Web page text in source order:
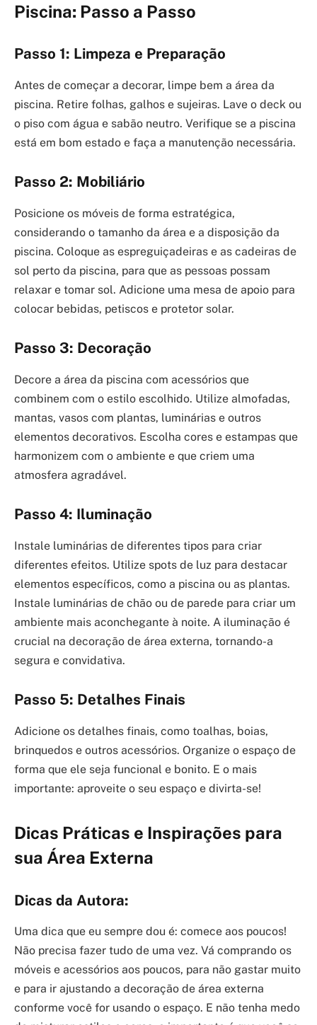
Piscina: Passo a Passo
Passo 1: Limpeza e Preparação
Antes de começar a decorar, limpe bem a área da
piscina. Retire folhas, galhos e sujeiras. Lave o deck ou
o piso com água e sabão neutro. Verifique se a piscina
está em bom estado e faça a manutenção necessária.
Passo 2: Mobiliário
Posicione os móveis de forma estratégica,
considerando o tamanho da área e a disposição da
piscina. Coloque as espreguiçadeiras e as cadeiras de
sol perto da piscina, para que as pessoas possam
relaxar e tomar sol. Adicione uma mesa de apoio para
colocar bebidas, petiscos e protetor solar.
Passo 3: Decoração
Decore a área da piscina com acessórios que
combinem com o estilo escolhido. Utilize almofadas,
mantas, vasos com plantas, luminárias e outros
elementos decorativos. Escolha cores e estampas que
harmonizem com o ambiente e que criem uma
atmosfera agradável.
Passo 4: Iluminação
Instale luminárias de diferentes tipos para criar
diferentes efeitos. Utilize spots de luz para destacar
elementos específicos, como a piscina ou as plantas.
Instale luminárias de chão ou de parede para criar um
ambiente mais aconchegante à noite. A iluminação é
crucial na decoração de área externa, tornando-a
segura e convidativa.
Passo 5: Detalhes Finais
Adicione os detalhes finais, como toalhas, boias,
brinquedos e outros acessórios. Organize o espaço de
forma que ele seja funcional e bonito. E o mais
importante: aproveite o seu espaço e divirta-se!
Dicas Práticas e Inspirações para
sua Área Externa
Dicas da Autora:
Uma dica que eu sempre dou é: comece aos poucos!
Não precisa fazer tudo de uma vez. Vá comprando os
móveis e acessórios aos poucos, para não gastar muito
e para ir ajustando a decoração de área externa
conforme você for usando o espaço. E não tenha medo